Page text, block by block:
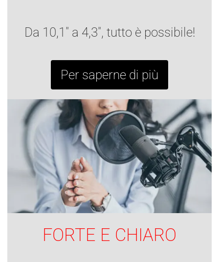
Da 10,1" a 4,3", tutto è possibile!
Per saperne di più
FORTE E CHIARO